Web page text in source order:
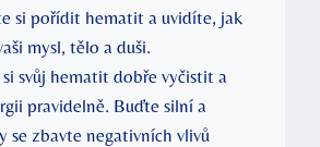
si pořídit hematit a uvidíte, jak
mysl, tělo a duši.
svůj hematit dobře vyčistit a
pravidelně. Buďte silní a
se zbavte negativních vlivů